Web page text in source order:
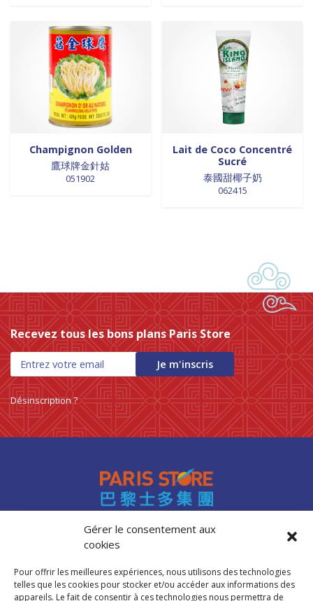
Gérer le consentement aux
cookies
Pour offrir les meilleures expériences, nous utilisons des technologies
telles que les cookies pour stocker et/ou accéder aux informations des
appareils. Le fait de consentir à ces technologies nous permettra de
Champignon Golden
鷹球牌金針姑
051902
Lait de Coco Concentré
Sucré
泰國甜椰子奶
062415
Recevez tous les bons plans Paris Store
Je m'inscris
Désinscription ?
Accès professionnels
FAQ
Mentions légales